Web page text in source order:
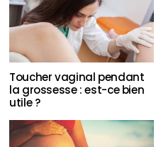
Toucher vaginal pendant
la grossesse : est-ce bien
utile ?